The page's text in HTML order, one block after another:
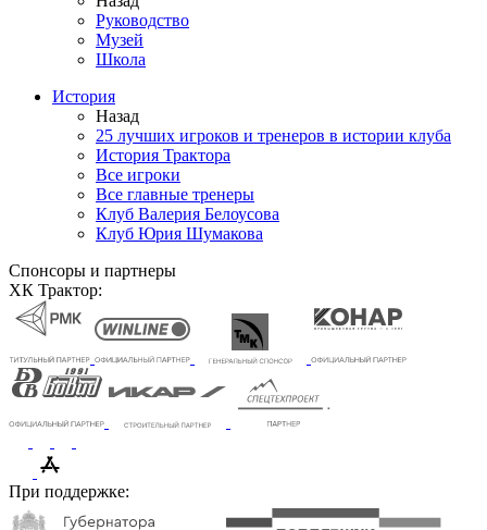
Руководство
Музей
Школа
История
Назад
25 лучших игроков и тренеров в истории клуба
История Трактора
Все игроки
Все главные тренеры
Клуб Валерия Белоусова
Клуб Юрия Шумакова
Спонсоры и партнеры
ХК Трактор:
При поддержке: